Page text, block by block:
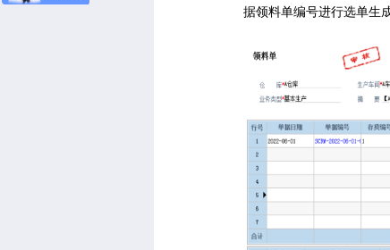
据领料单编号进行选单生